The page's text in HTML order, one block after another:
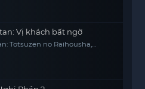
Vị khách bất ngờ
Totsuzen no Raihousha,